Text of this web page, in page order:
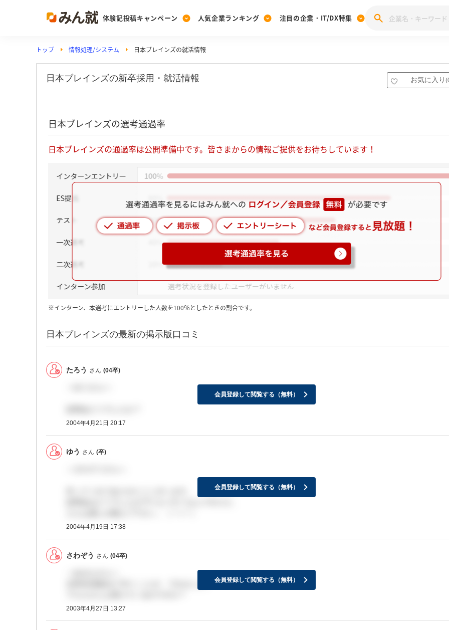
体験記投稿キャンペーン
Post
投稿する
[27卒] 本選考体験記投稿キャンペーン
人気企業ランキング
Ranking
ランキングを見る
投票する
みん
注目の企業・IT/DX特集
PickUp
注目の企業特集
28卒 IT・DX企業特集 27卒 IT・DX企業特集 28卒
動画で知ろう！業界・企業研究
トップ 情報処理/システム 日本ブレインズの就活情報
日本ブレインズの新卒採用・就活情報 お気に入り (
日本ブレインズの選考通過率
日本ブレインズの通過率は公開準備中です。皆さまからの情報ご提供をお待ちしています！
※インターン、本選考にエントリーした人数を100％としたときの割合です。
日本ブレインズの最新の掲示版口コミ
たろう さん (04卒)
2004年4月21日 20:17
会員登録して閲覧する（無料）
ゆう さん (卒)
2004年4月19日 17:38
会員登録して閲覧する（無料）
さわぞう さん (04卒)
2003年4月27日 13:27
会員登録して閲覧する（無料）